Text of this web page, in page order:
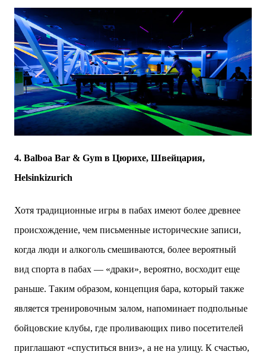
4. Balboa Bar & Gym в Цюрихе, Швейцария,
Helsinkizurich
Хотя традиционные игры в пабах имеют более древнее
происхождение, чем письменные исторические записи,
когда люди и алкоголь смешиваются, более вероятный
вид спорта в пабах — «драки», вероятно, восходит еще
раньше. Таким образом, концепция бара, который также
является тренировочным залом, напоминает подпольные
бойцовские клубы, где проливающих пиво посетителей
приглашают «спуститься вниз», а не на улицу. К счастью,